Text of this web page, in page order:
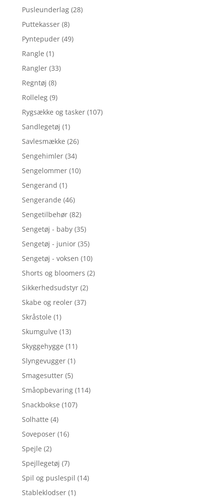
Pusleunderlag (28)
Puttekasser (8)
Pyntepuder (49)
Rangle (1)
Rangler (33)
Regntøj (8)
Rolleleg (9)
Rygsække og tasker (107)
Sandlegetøj (1)
Savlesmække (26)
Sengehimler (34)
Sengelommer (10)
Sengerand (1)
Sengerande (46)
Sengetilbehør (82)
Sengetøj - baby (35)
Sengetøj - junior (35)
Sengetøj - voksen (10)
Shorts og bloomers (2)
Sikkerhedsudstyr (2)
Skabe og reoler (37)
Skråstole (1)
Skumgulve (13)
Skyggehygge (11)
Slyngevugger (1)
Smagesutter (5)
Småopbevaring (114)
Snackbokse (107)
Solhatte (4)
Soveposer (16)
Spejle (2)
Spejllegetøj (7)
Spil og puslespil (14)
Stableklodser (1)